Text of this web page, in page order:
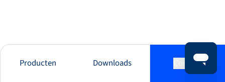
Producten Downloads Contact